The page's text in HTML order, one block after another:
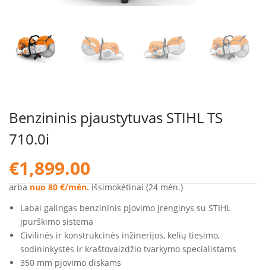
Benzininis pjaustytuvas STIHL TS
710.0i
€1,899.00
arba nuo 80 €/mėn. išsimokėtinai (24 mėn.)
Labai galingas benzininis pjovimo įrenginys su STIHL
įpurškimo sistema
Civilinės ir konstrukcinės inžinerijos, kelių tiesimo,
sodininkystės ir kraštovaizdžio tvarkymo specialistams
350 mm pjovimo diskams